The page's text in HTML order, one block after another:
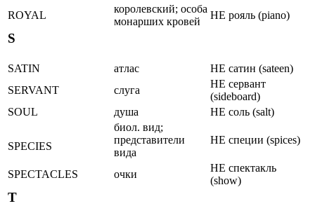
ROYAL
королевский; особа
монарших кровей
НЕ рояль (piano)
S
SATIN атлас
НЕ сатин (sateen)
SERVANT
слуга
НЕ сервант
(sideboard)
SOUL
душа НЕ соль (salt)
SPECIES
биол. вид;
представители
вида
НЕ специи (spices)
SPECTACLES очки
НЕ спектакль
(show)
T